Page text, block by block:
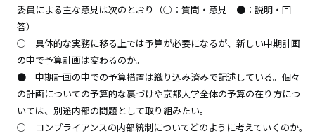
委員による主な意見は次のとおり（○：質問・意見 ●：説明・回
答）
○ 具体的な実務に移る上では予算が必要になるが、新しい中期計画
の中で予算計画は変わるのか。
● 中期計画の中での予算措置は織り込み済みで記述している。個々
の計画についての予算的な裏づけや京都大学全体の予算の在り方につ
いては、別途内部の問題として取り組みたい。
○ コンプライアンスの内部統制についてどのように考えていくのか。